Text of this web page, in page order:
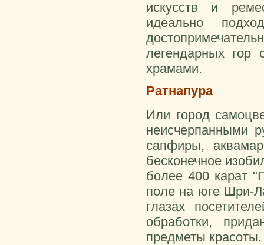
искусств и
идеально
легендарных гор
храмами.
Ратнапура
Или город
неисчерпанными
сапфиры,
бесконечное
более 400 карат
поле на юге Шри-
глазах
обработки,
предметы красоты.